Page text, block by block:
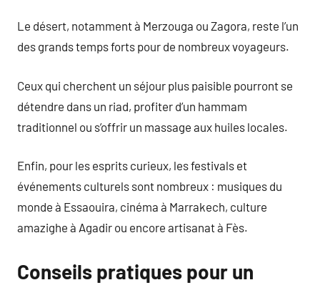
Le désert, notamment à Merzouga ou Zagora, reste l’un
des grands temps forts pour de nombreux voyageurs.
Ceux qui cherchent un séjour plus paisible pourront se
détendre dans un riad, profiter d’un hammam
traditionnel ou s’offrir un massage aux huiles locales.
Enfin, pour les esprits curieux, les festivals et
événements culturels sont nombreux : musiques du
monde à Essaouira, cinéma à Marrakech, culture
amazighe à Agadir ou encore artisanat à Fès.
Conseils pratiques pour un